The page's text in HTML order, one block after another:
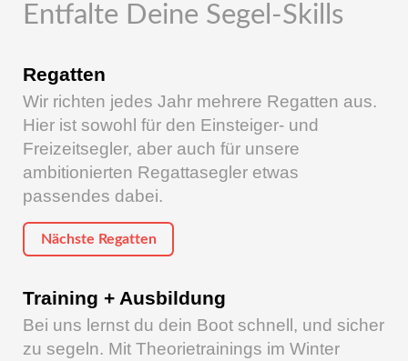
Entfalte Deine Segel-Skills
Regatten
Wir richten jedes Jahr mehrere Regatten aus.
Hier ist sowohl für den Einsteiger- und
Freizeitsegler, aber auch für unsere
ambitionierten Regattasegler etwas
passendes dabei.
Nächste Regatten
Training + Ausbildung
Bei uns lernst du dein Boot schnell, und sicher
zu segeln. Mit Theorietrainings im Winter